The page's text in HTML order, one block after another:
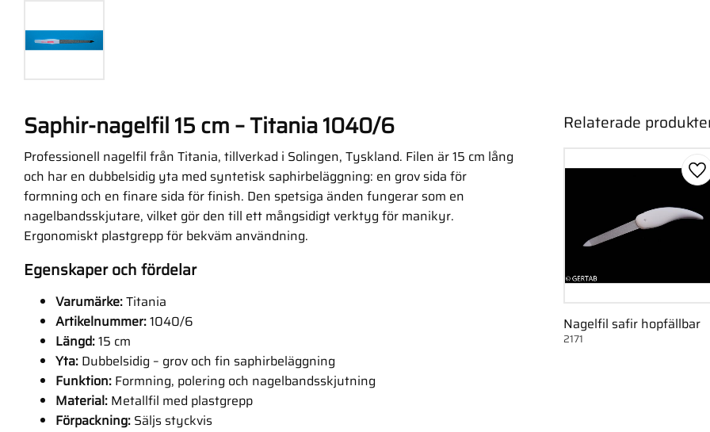
Saphir-nagelfil 15 cm – Titania 1040/6
Professionell nagelfil från Titania, tillverkad i Solingen, Tyskland. Filen är 15 cm lång
och har en dubbelsidig yta med syntetisk saphirbeläggning: en grov sida för
formning och en finare sida för finish. Den spetsiga änden fungerar som en
nagelbandsskjutare, vilket gör den till ett mångsidigt verktyg för manikyr.
Ergonomiskt plastgrepp för bekväm användning.
Egenskaper och fördelar
Varumärke:Titania
Artikelnummer:1040/6
Längd:15 cm
Yta: Dubbelsidig – grov och fin saphirbeläggning
Funktion: Formning, polering och nagelbandsskjutning
Material: Metallfil med plastgrepp
Förpackning: Säljs styckvis
Relaterade
Nagelfil safir hopfällbar
2171